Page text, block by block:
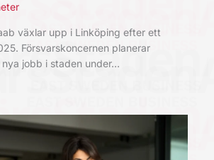
växlar upp i Linköping efter ett
Försvarskoncernen planerar
jobb i staden under…